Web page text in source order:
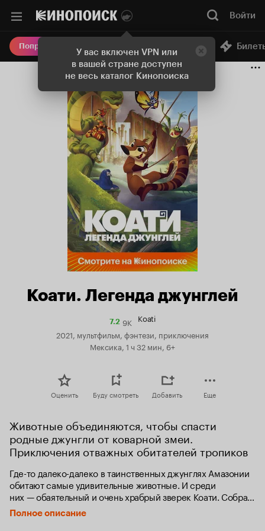
У вас включен VPN или
в вашей стране доступен
не весь каталог Кинопоиска
Войти
Попробовать Плюс Онлайн-кинотеатр
Коати. Легенда джунглей
7.2Рейтинг
Кинопоиска
7.2
9K Koati
2021, мультфильм, фэнтези, приключения
Мексика, 1 ч 32 мин, 6+
Оценить Буду смотреть Добавить Еще
Животные объединяются, чтобы спасти
родные джунгли от коварной змеи.
Приключения отважных обитателей тропиков
Где-то далеко-далеко в таинственных джунглях Амазонии
обитают самые удивительные животные. И среди
них — обаятельный и очень храбрый зверек Коати. Собрав
своих верных друзей: прекрасную бабочку
и непоседливого лягушонка, он отправится
Полное описание